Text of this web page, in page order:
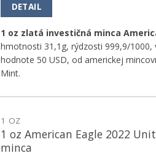
DETAIL
1 oz zlatá investičná minca
hmotnosti 31,1g, rýdzosti 999,9/1000,
hodnote 50 USD, od americkej
Mint.
1 OZ
1 oz American Eagle 2022
minca